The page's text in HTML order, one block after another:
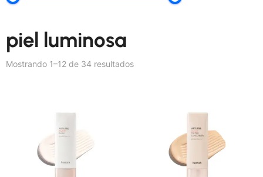
piel luminosa
Mostrando 1–12 de 34 resultados